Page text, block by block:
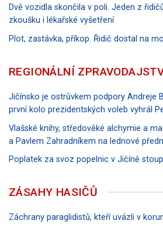
Dvě vozidla skončila v poli. Jeden z
zkoušku i lékařské vyšetření
Plot, zastávka, příkop. Řidič dostal na
REGIONÁLNÍ
Jičínsko je ostrůvkem podpory Andreje
první kolo prezidentských voleb vyhrál
Vlašské knihy, středověké alchymie a
a Pavlem Zahradníkem na lednové
Poplatek za svoz popelnic v Jičíně
ZÁSAHY HASIČŮ
Záchrany paraglidistů, kteří uvázli v